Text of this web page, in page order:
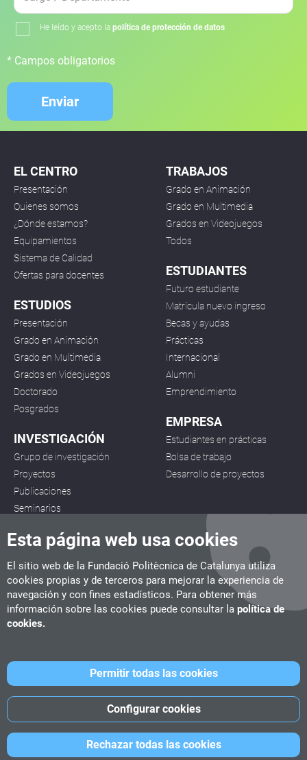
Esta página web usa cookies
El sitio web de la Fundació Politècnica de Catalunya utiliza
cookies propias y de terceros para mejorar la experiencia de
navegación y con fines estadísticos. Para obtener más
información sobre las cookies puede consultar la política de
cookies.
Rechazar todas las cookies
Configurar cookies
Permitir todas las cookies
He leído y acepto la política de protección de datos
* Campos obligatorios
Enviar
EL CENTRO
Presentación
Quienes somos
¿Dónde estamos?
Equipamientos
Sistema de Calidad
Ofertas para docentes
ESTUDIOS
Presentación
Grado en Animación
Grado en Multimedia
Grados en Videojuegos
Doctorado
Posgrados
INVESTIGACIÓN
Grupo de investigación
Proyectos
Publicaciones
Seminarios
TRABAJOS
Grado en Animación
Grado en Multimedia
Grados en Videojuegos
Todos
ESTUDIANTES
Futuro estudiante
Matrícula nuevo ingreso
Becas y ayudas
Prácticas
Internacional
Alumni
Emprendimiento
EMPRESA
Estudiantes en prácticas
Bolsa de trabajo
Desarrollo de proyectos
CITM
C/ de la Igualtat, 33, 08222 Terrassa
UPC School
©Fundació Politècnica de Catalunya-Avíso legal-Política de
cookies-Política de privacidad